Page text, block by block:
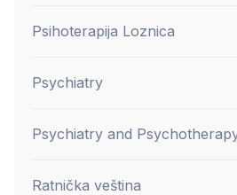
Psihoterapija Loznica
Psychiatry
Psychiatry and
Ratnička veština